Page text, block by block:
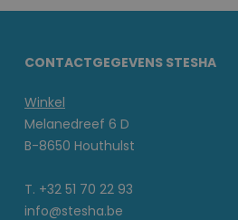
CONTACTGEGEVENS STESHA
Winkel
Melanedreef 6 D
B-8650 Houthulst
T. +32 51 70 22 93
info@stesha.be